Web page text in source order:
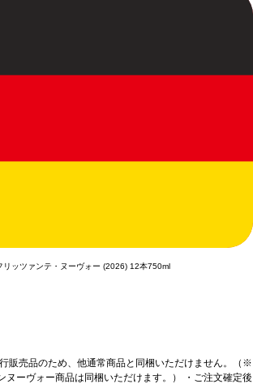
リッツァンテ・ヌーヴォー (2026) 12本750ml
行販売品のため、他通常商品と同梱いただけません。（※
ヌーヴォー商品は同梱いただけます。） ・ご注文確定後